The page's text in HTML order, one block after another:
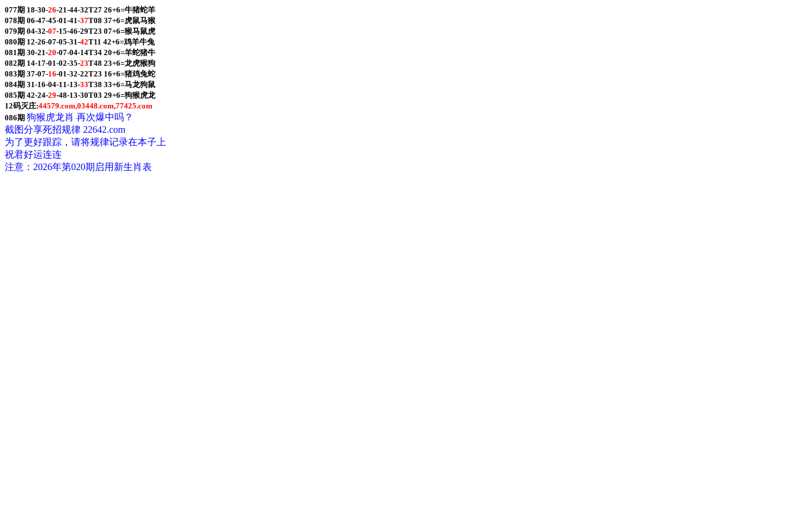
077期 18-30-26-21-44-32T27 26+6=牛猪蛇羊
078期 06-47-45-01-41-37T08 37+6=虎鼠马猴
079期 04-32-07-15-46-29T23 07+6=猴马鼠虎
080期 12-26-07-05-31-42T11 42+6=鸡羊牛兔
081期 30-21-20-07-04-14T34 20+6=羊蛇猪牛
082期 14-17-01-02-35-23T48 23+6=龙虎猴狗
083期 37-07-16-01-32-22T23 16+6=猪鸡兔蛇
084期 31-16-04-11-13-33T38 33+6=马龙狗鼠
085期 42-24-29-48-13-30T03 29+6=狗猴虎龙
12码灭庄:44579.com,03448.com,77425.com
086期 狗猴虎龙肖 再次爆中吗？
截图分享死招规律 22642.com
为了更好跟踪，请将规律记录在本子上
祝君好运连连
注意：2026年第020期启用新生肖表